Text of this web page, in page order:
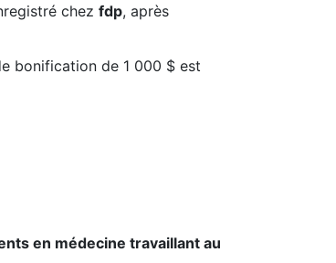
chezfdp, après
bonification de 1 000 $ est
en médecine travaillant au